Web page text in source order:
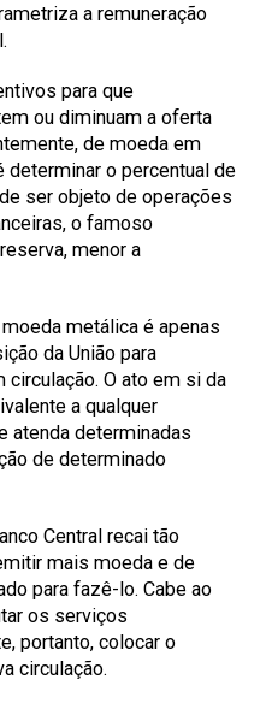
a remuneração
para que
ou diminuam a oferta
de moeda em
determinar o percentual de
ser objeto de operações
o famoso
menor a
metálica é apenas
da União para
circulação. O ato em si da
a qualquer
atenda determinadas
de determinado
Central recai tão
mais moeda e de
para fazê-lo. Cabe ao
os serviços
portanto, colocar o
circulação.